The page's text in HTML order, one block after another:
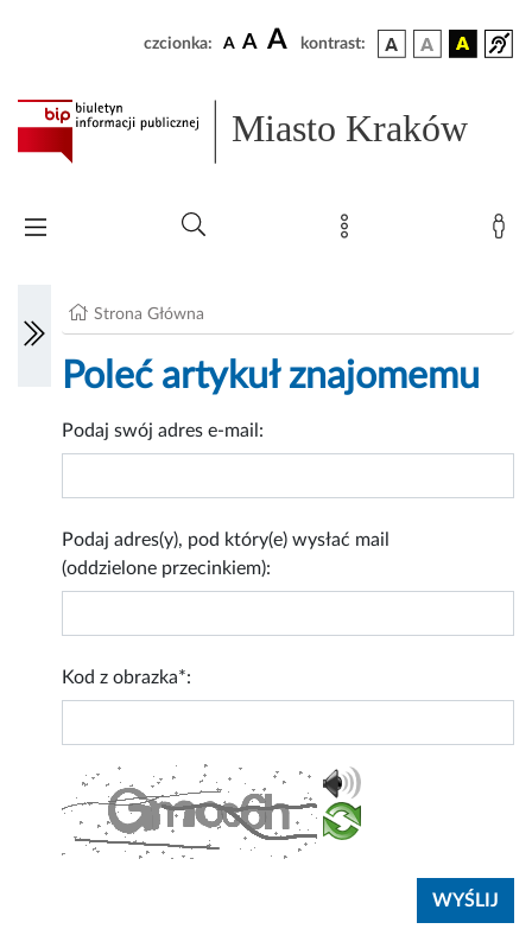
czcionka: A A A kontrast:
Miasto Kraków
Strona Główna
Poleć artykuł znajomemu
Podaj swój adres e-mail:
Podaj adres(y), pod który(e) wysłać mail
(oddzielone przecinkiem):
Kod z obrazka*: